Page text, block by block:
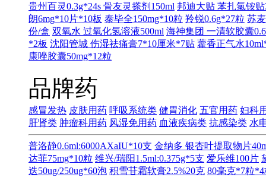
贵州百灵0.3g*24s 骨友灵搽剂150ml 邦迪大贴 苯扎氯铵
朗6mg*10片*10板 泰毕全150mg*10粒 羚锐0.6g*27粒 苏
份/盒 双氧水 过氧化氢溶液500ml 海神集团 一清软胶囊
*2板 沈阳管城 伤湿祛痛膏7*10厘米*7贴 藿香正气水
康唑胶囊50mg*12粒
品牌药
感冒发热 皮肤用药 呼吸系统类 健胃消化 五官用药 妇科
肝肾类 肿瘤科用药 风湿免用药 血液疾病类 抗感染类 水
普洛静0.6ml:6000AXaIU*10支 金纳多 银杏叶提取物片
达菲75mg*10粒 维兴/瑞阳1.5ml:0.375g*5支 爱乐维100片
迭50ug/250ug*60泡 积雪苷霜软膏2.5%20克 80毫克*7粒*4